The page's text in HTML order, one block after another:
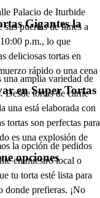
Palacio de Iturbide
puertas de lunes a
p.m., lo que
deliciosas tortas en
rápido o una cena
Gigantes la
una amplia variedad de
Desde tortas de carne
una está elaborada con
tortas son perfectas para
es una explosión de
en Super Tortas
la opción de pedidos
en nuestro local o
tu torta esté lista para
donde prefieras. ¡No
opciones